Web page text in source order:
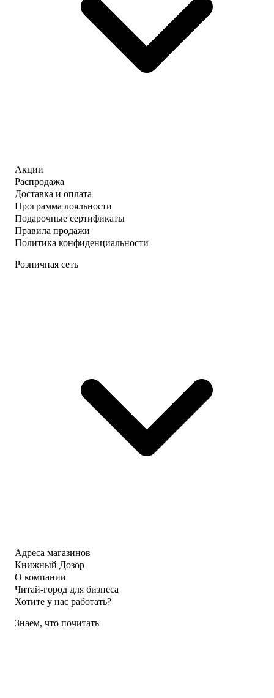
Акции
Распродажа
Доставка и оплата
Программа лояльности
Подарочные сертификаты
Правила продажи
Политика конфиденциальности
Розничная сеть
Адреса магазинов
Книжный Дозор
О компании
Читай-город для бизнеса
Хотите у нас работать?
Знаем, что почитать